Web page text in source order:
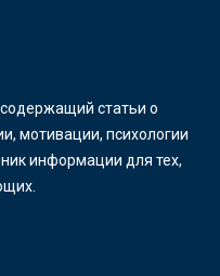
статьи о
мотивации, психологии
информации для тех,